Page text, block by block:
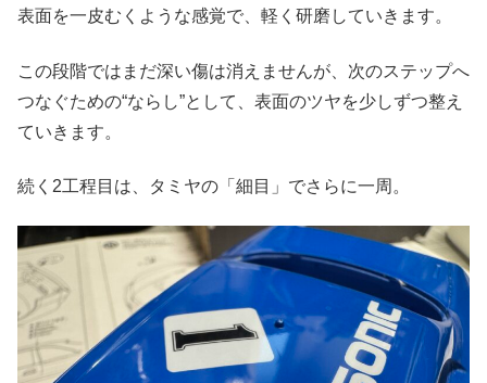
表面を一皮むくような感覚で、軽く研磨していきます。
この段階ではまだ深い傷は消えませんが、次のステップへ
つなぐための“ならし”として、表面のツヤを少しずつ整え
ていきます。
続く2工程目は、タミヤの「細目」でさらに一周。